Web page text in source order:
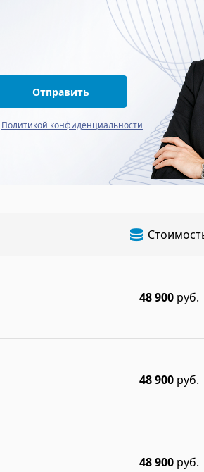
Отправить
Политикой конфиденциальности
48 900 руб.
48 900 руб.
48 900 руб.